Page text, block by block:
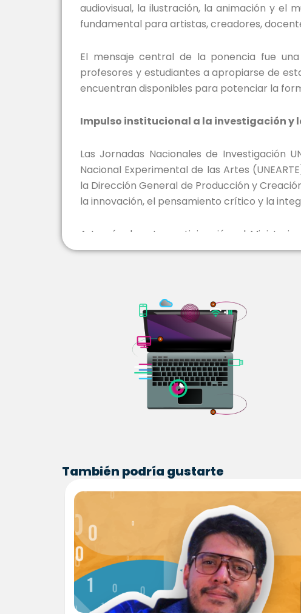
audiovisual, la ilustración, la animación y el
fundamental para artistas, creadores,
El mensaje central de la ponencia fue
profesores y estudiantes a apropiarse de
encuentran disponibles para potenciar la
Impulso institucional a la investigación y
Las Jornadas Nacionales de Investigación
Nacional Experimental de las Artes
la Dirección General de Producción y
la innovación, el pensamiento crítico y la
A través de esta participación, el Ministerio
reafirma su firme compromiso con la
nuestro, al servicio del pueblo y de la
También podría gustarte